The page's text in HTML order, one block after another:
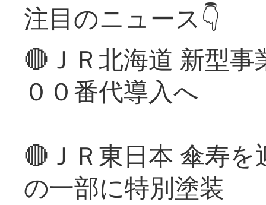
注目のニュース👇
🔴ＪＲ北海道 新型
００番代導入へ
🔴ＪＲ東日本 傘寿
の一部に特別塗装